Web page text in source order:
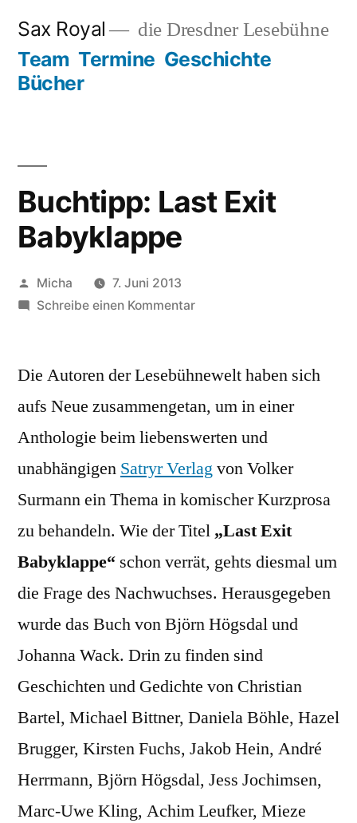
springen
Sax Royal die Dresdner Lesebühne
Team Termine Geschichte
Bücher
Buchtipp: Last Exit
Babyklappe
Veröffentlicht
von
Micha
7. Juni 2013
Schreibe einen Kommentarzu
Exit
Die Autoren der Lesebühnewelt haben sich
aufs Neue zusammengetan, um in einer
Anthologie beim liebenswerten und
unabhängigen Satryr Verlag von Volker
Surmann ein Thema in komischer Kurzprosa
zu behandeln. Wie der Titel „Last Exit
Babyklappe“ schon verrät, gehts diesmal um
die Frage des Nachwuchses. Herausgegeben
wurde das Buch von Björn Högsdal und
Johanna Wack. Drin zu finden sind
Geschichten und Gedichte von Christian
Bartel, Michael Bittner, Daniela Böhle, Hazel
Brugger, Kirsten Fuchs, Jakob Hein, André
Herrmann, Björn Högsdal, Jess Jochimsen,
Marc-Uwe Kling, Achim Leufker, Mieze